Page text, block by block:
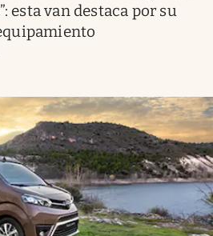
esta van destaca por su